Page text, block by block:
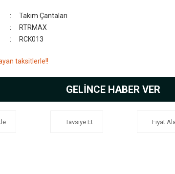
Takım Çantaları
RTRMAX
RCK013
taksitlerle!!
GELİNCE HABER VER
Tavsiye Et Fiyat